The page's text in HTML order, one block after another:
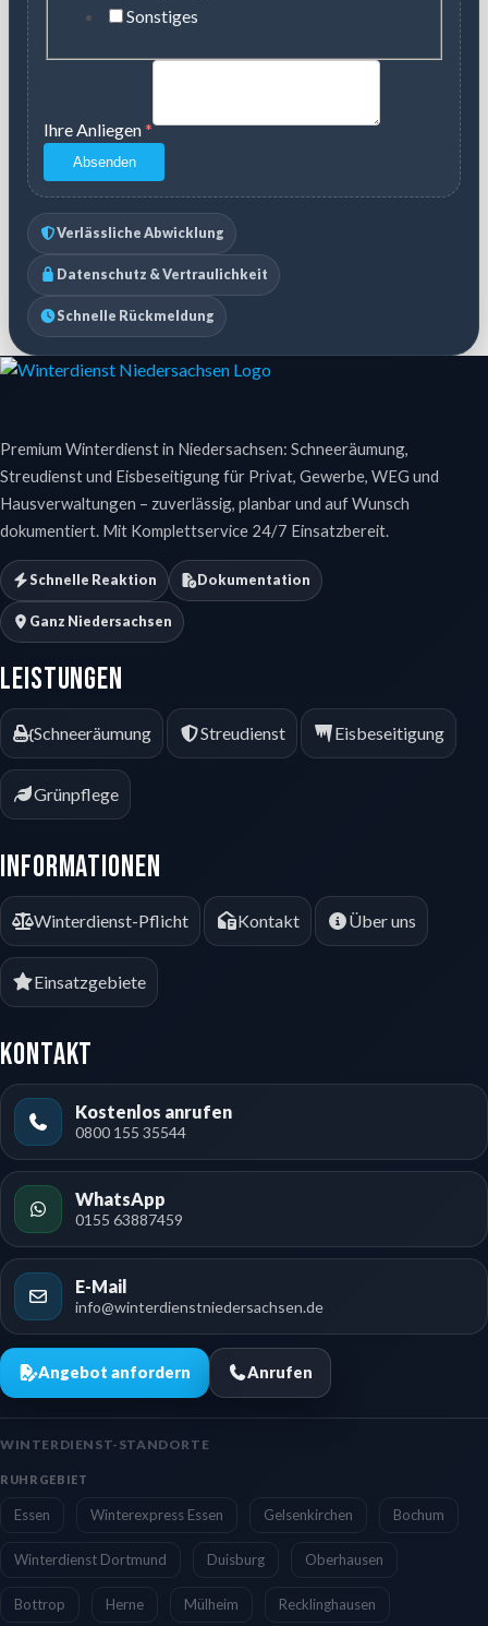
Sonstiges
Ihre Anliegen*
Absenden
Verlässliche Abwicklung
Datenschutz & Vertraulichkeit
Schnelle Rückmeldung
Premium Winterdienst in Niedersachsen: Schneeräumung,
Streudienst und Eisbeseitigung für Privat, Gewerbe, WEG und
Hausverwaltungen – zuverlässig, planbar und auf Wunsch
dokumentiert. Mit Komplettservice 24/7 Einsatzbereit.
Schnelle Reaktion Dokumentation
Ganz Niedersachsen
Leistungen
Schneeräumung Streudienst Eisbeseitigung
Grünpflege
Informationen
Winterdienst-Pflicht Kontakt Über uns
Einsatzgebiete
Kontakt
Kostenlos anrufen
0800 155 35544
WhatsApp
0155 63887459
E-Mail
info@winterdienstniedersachsen.de
Angebot anfordern Anrufen
WINTERDIENST-STANDORTE
RUHRGEBIET
Essen Winterexpress Essen Gelsenkirchen Bochum
Winterdienst Dortmund Duisburg Oberhausen
Bottrop Herne Mülheim Recklinghausen